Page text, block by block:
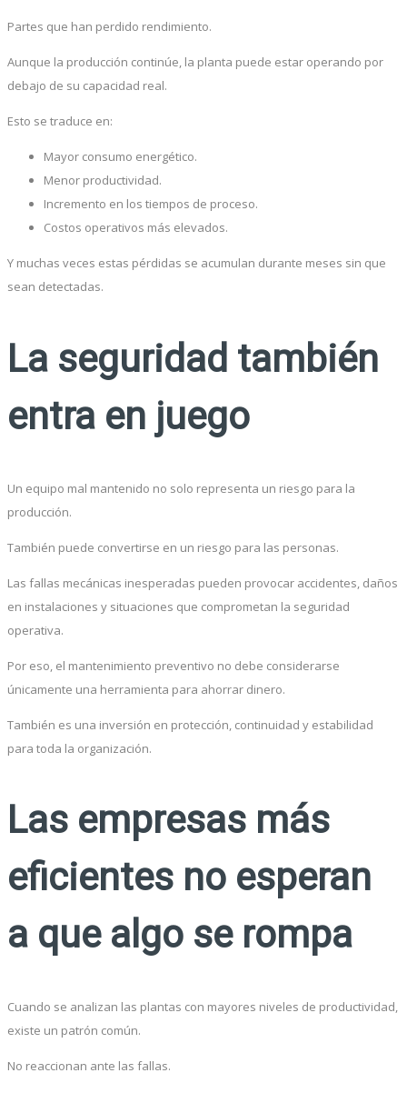
Partes que han perdido rendimiento.
Aunque la producción continúe, la planta puede estar operando por
debajo de su capacidad real.
Esto se traduce en:
Mayor consumo energético.
Menor productividad.
Incremento en los tiempos de proceso.
Costos operativos más elevados.
Y muchas veces estas pérdidas se acumulan durante meses sin que
sean detectadas.
La seguridad también
entra en juego
Un equipo mal mantenido no solo representa un riesgo para la
producción.
También puede convertirse en un riesgo para las personas.
Las fallas mecánicas inesperadas pueden provocar accidentes, daños
en instalaciones y situaciones que comprometan la seguridad
operativa.
Por eso, el mantenimiento preventivo no debe considerarse
únicamente una herramienta para ahorrar dinero.
También es una inversión en protección, continuidad y estabilidad
para toda la organización.
Las empresas más
eficientes no esperan
a que algo se rompa
Cuando se analizan las plantas con mayores niveles de productividad,
existe un patrón común.
No reaccionan ante las fallas.